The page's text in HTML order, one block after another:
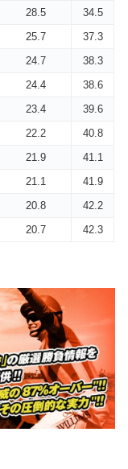
28.5
34.5
25.7
37.3
24.7
38.3
24.4
38.6
23.4
39.6
22.2
40.8
21.9
41.1
21.1
41.9
20.8
42.2
20.7 42.3